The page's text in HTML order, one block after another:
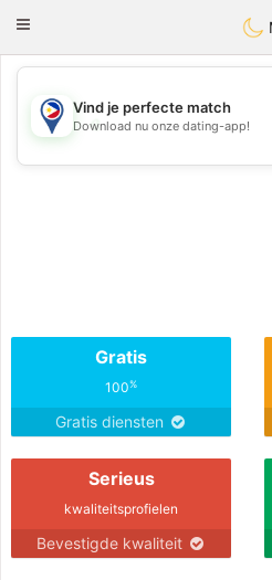
Toggle
💖
Vind je perfecte match
Download nu onze dating-app!
Gratis
100%
Gratis diensten
Serieus
kwaliteitsprofielen
Bevestigde kwaliteit